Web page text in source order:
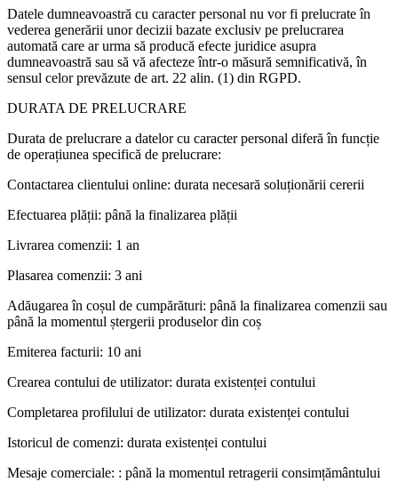
Datele dumneavoastră cu caracter personal nu vor fi prelucrate în
vederea generării unor decizii bazate exclusiv pe prelucrarea
automată care ar urma să producă efecte juridice asupra
dumneavoastră sau să vă afecteze într-o măsură semnificativă, în
sensul celor prevăzute de art. 22 alin. (1) din RGPD.
DURATA DE PRELUCRARE
Durata de prelucrare a datelor cu caracter personal diferă în funcție
de operațiunea specifică de prelucrare:
Contactarea clientului online: durata necesară soluționării cererii
Efectuarea plății: până la finalizarea plății
Livrarea comenzii: 1 an
Plasarea comenzii: 3 ani
Adăugarea în coșul de cumpărături: până la finalizarea comenzii sau
până la momentul ștergerii produselor din coș
Emiterea facturii: 10 ani
Crearea contului de utilizator: durata existenței contului
Completarea profilului de utilizator: durata existenței contului
Istoricul de comenzi: durata existenței contului
Mesaje comerciale: : până la momentul retragerii consimțământului